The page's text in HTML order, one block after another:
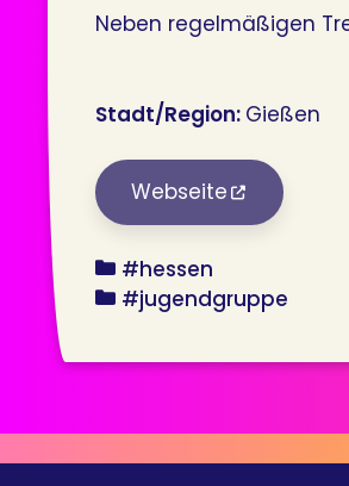
Neben regelmäßigen
Stadt/Region: Gießen
Webseite
bundesland
#hessen
angebot
#jugendgruppe